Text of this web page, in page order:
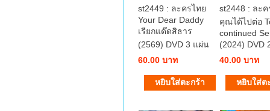
st2449 : ละครไทย
Your Dear Daddy
เรียกแด๊ดสิธาร
(2569) DVD 3 แผ่น
60.00 บาท
st2448 : ละค
คุณได้ไปต่อ
continued
(2024) DVD
40.00 บาท